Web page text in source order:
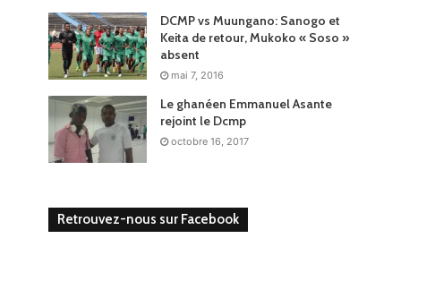
DCMP vs Muungano: Sanogo et
Keita de retour, Mukoko « Soso »
absent
mai 7, 2016
Le ghanéen Emmanuel Asante
rejoint le Dcmp
octobre 16, 2017
Retrouvez-nous sur Facebook